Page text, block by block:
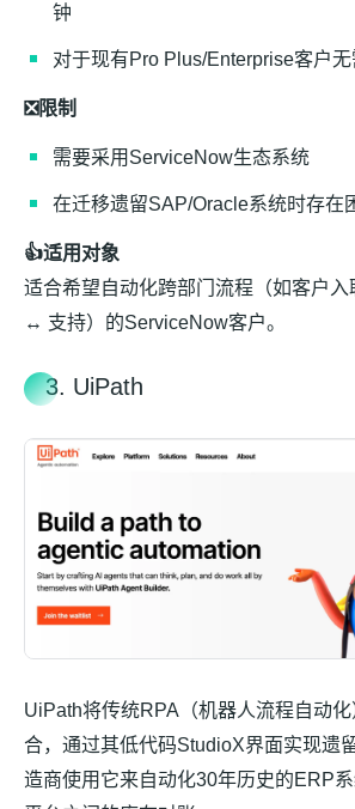
钟
对于现有Pro Plus/Enterprise客户无
❎限制
需要采用ServiceNow生态系统
在迁移遗留SAP/Oracle系统时存在
👍适用对象
适合希望自动化跨部门流程（如客户
↔ 支持）的ServiceNow客户。
3. UiPath
UiPath将传统RPA（机器人流程自动
合，通过其低代码StudioX界面实现遗
造商使用它来自动化30年历史的ERP